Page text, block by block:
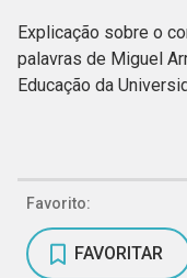
Explicação sobre o
palavras de Miguel
Educação da
Favorito:
FAVORITAR